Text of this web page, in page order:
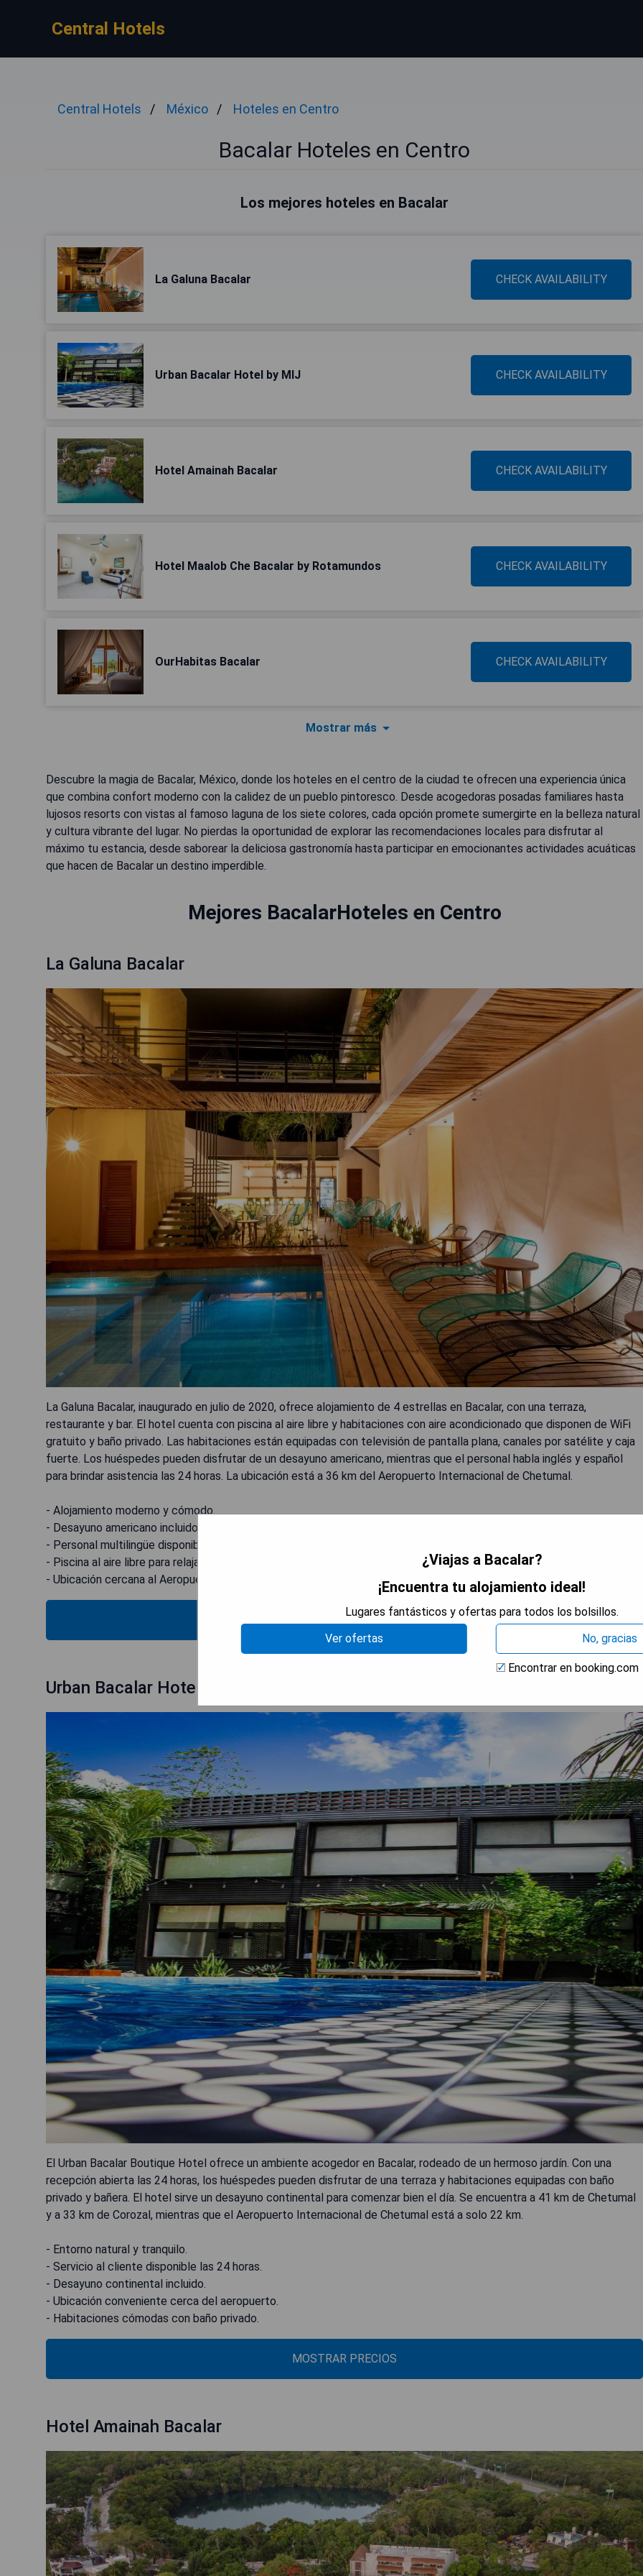
Central Hotels
Central Hotels México Hoteles en Centro
Bacalar Hoteles en Centro
Los mejores hoteles en Bacalar
La Galuna Bacalar CHECK AVAILABILITY
Urban Bacalar Hotel by MIJ CHECK AVAILABILITY
Hotel Amainah Bacalar CHECK AVAILABILITY
Hotel Maalob Che Bacalar by Rotamundos CHECK AVAILABILITY
OurHabitas Bacalar CHECK AVAILABILITY
Mostrar más
Descubre la magia de Bacalar, México, donde los hoteles en el centro de la ciudad te ofrecen una experiencia única
que combina confort moderno con la calidez de un pueblo pintoresco. Desde acogedoras posadas familiares hasta
lujosos resorts con vistas al famoso laguna de los siete colores, cada opción promete sumergirte en la belleza natural
y cultura vibrante del lugar. No pierdas la oportunidad de explorar las recomendaciones locales para disfrutar al
máximo tu estancia, desde saborear la deliciosa gastronomía hasta participar en emocionantes actividades acuáticas
que hacen de Bacalar un destino imperdible.
Mejores BacalarHoteles en Centro
La Galuna Bacalar
La Galuna Bacalar, inaugurado en julio de 2020, ofrece alojamiento de 4 estrellas en Bacalar, con una terraza,
restaurante y bar. El hotel cuenta con piscina al aire libre y habitaciones con aire acondicionado que disponen de WiFi
gratuito y baño privado. Las habitaciones están equipadas con televisión de pantalla plana, canales por satélite y caja
fuerte. Los huéspedes pueden disfrutar de un desayuno americano, mientras que el personal habla inglés y español
para brindar asistencia las 24 horas. La ubicación está a 36 km del Aeropuerto Internacional de Chetumal.
- Alojamiento moderno y cómodo.
- Desayuno americano incluido.
- Personal multilingüe disponible las 24 horas.
- Piscina al aire libre para relajarse.
- Ubicación cercana al Aeropuerto Internacional de Chetumal.
MOSTRAR PRECIOS
Urban Bacalar Hotel by MIJ
El Urban Bacalar Boutique Hotel ofrece un ambiente acogedor en Bacalar, rodeado de un hermoso jardín. Con una
recepción abierta las 24 horas, los huéspedes pueden disfrutar de una terraza y habitaciones equipadas con baño
privado y bañera. El hotel sirve un desayuno continental para comenzar bien el día. Se encuentra a 41 km de Chetumal
y a 33 km de Corozal, mientras que el Aeropuerto Internacional de Chetumal está a solo 22 km.
- Entorno natural y tranquilo.
- Servicio al cliente disponible las 24 horas.
- Desayuno continental incluido.
- Ubicación conveniente cerca del aeropuerto.
- Habitaciones cómodas con baño privado.
MOSTRAR PRECIOS
Hotel Amainah Bacalar
¿Viajas a Bacalar?
¡Encuentra tu alojamiento ideal!
Lugares fantásticos y ofertas para todos los bolsillos.
Ver ofertas
No, gracias
Encontrar en booking.com